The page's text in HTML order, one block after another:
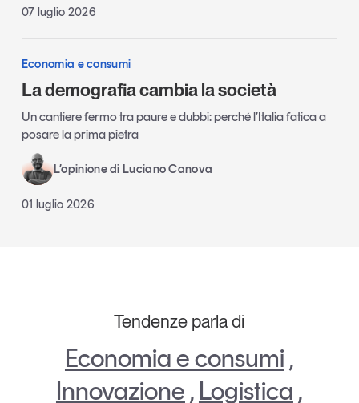
07 luglio 2026
Economia e consumi
La demografia cambia la società
Un cantiere fermo tra paure e dubbi: perché l’Italia fatica a
posare la prima pietra
L’opinione di Luciano Canova
01 luglio 2026
Tendenze parla di
Economia e consumi ,
Innovazione , Logistica ,